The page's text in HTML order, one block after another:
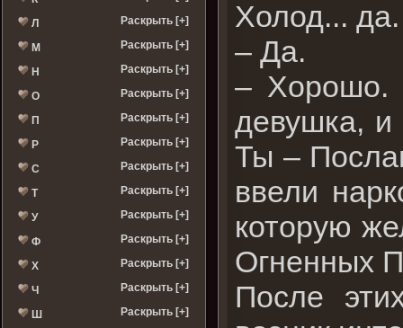
Л Раскрыть [+]
М Раскрыть [+]
Н Раскрыть [+]
О Раскрыть [+]
П Раскрыть [+]
Р Раскрыть [+]
С Раскрыть [+]
Т Раскрыть [+]
У Раскрыть [+]
Ф Раскрыть [+]
Х Раскрыть [+]
Ч Раскрыть [+]
Ш Раскрыть [+]
Холод...
– Да.
– Хорошо.
девушка, и
Ты –
ввели
которую
Огненных
После